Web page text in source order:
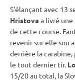
S’élançant avec 13
Hristova a livré
de cette course.
revenir sur elle son
derrière lacarabine,
le tout dernier tir.
15/20 au total, la